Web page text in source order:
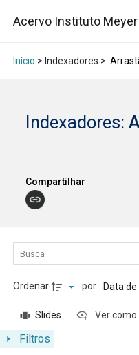
Acervo Instituto Meyer
Início > Indexadores >
Indexadores:
Compartilhar
Lista de itens
Controle de
Filtros
Ordenar por Data
Slides Ver